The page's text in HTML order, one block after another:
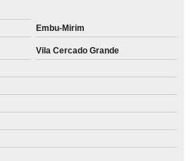
Embu-Mirim
Vila Cercado Grande